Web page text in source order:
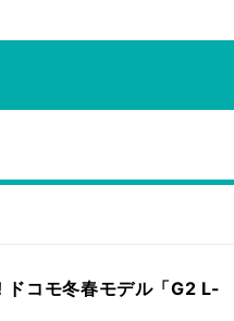
ドコモ冬春モデル「G2 L-